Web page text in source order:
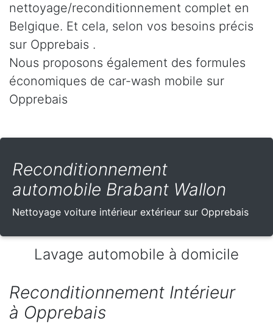
nettoyage/reconditionnement complet en
Belgique. Et cela, selon vos besoins précis
sur Opprebais .
Nous proposons également des formules
économiques de car-wash mobile sur
Opprebais
Reconditionnement
automobile Brabant Wallon
Nettoyage voiture intérieur extérieur sur Opprebais
Lavage automobile à domicile
Reconditionnement Intérieur
à Opprebais